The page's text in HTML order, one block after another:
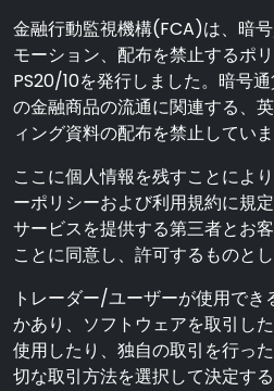
金融行動監視機構(FCA)は、暗
モーション、配布を禁止するポ
PS20/10を発行しました。暗号
の金融商品の流通に関連する、
ィング資料の配布を禁止してい
ここに個人情報を残すことによ
ーポリシーおよび利用規約に規
サービスを提供する第三者とお
ことに同意し、許可するものとし
トレーダー/ユーザーが使用で
かあり、ソフトウェアを取引し
使用したり、独自の取引を行っ
切な取引方法を選択して決定す